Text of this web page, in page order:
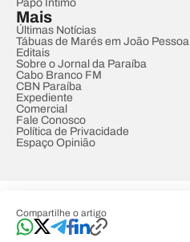
Compartilhe o artigo
Papo Íntimo
Mais
Últimas Notícias
Tábuas de Marés em João Pessoa
Editais
Sobre o Jornal da Paraíba
Cabo Branco FM
CBN Paraíba
Expediente
Comercial
Fale Conosco
Política de Privacidade
Espaço Opinião
Developed by Designed by